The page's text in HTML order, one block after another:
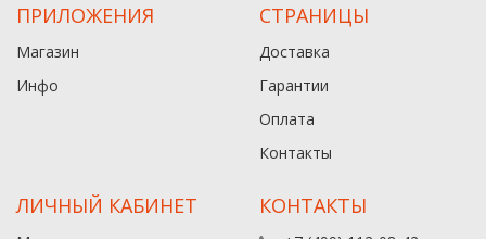
ПРИЛОЖЕНИЯ
Магазин
Инфо
СТРАНИЦЫ
Доставка
Гарантии
Оплата
Контакты
ЛИЧНЫЙ КАБИНЕТ КОНТАКТЫ